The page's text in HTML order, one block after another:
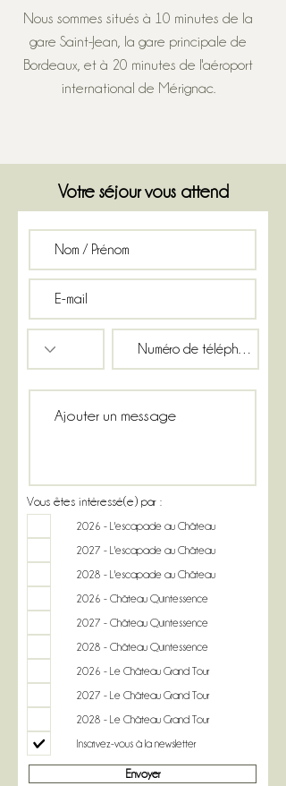
Nous sommes situés à 10 minutes de la
gare Saint-Jean, la gare principale de
Bordeaux, et à 20 minutes de l'aéroport
international de Mérignac.
Votre séjour vous attend
Vous êtes intéressé(e) par :
2026 - L'escapade au Château
2027 - L'escapade au Château
2028 - L'escapade au Château
2026 - Château Quintessence
2027 - Château Quintessence
2028 - Château Quintessence
2026 - Le Château Grand Tour
2027 - Le Château Grand Tour
2028 - Le Château Grand Tour
Inscrivez-vous à la newsletter
Envoyer